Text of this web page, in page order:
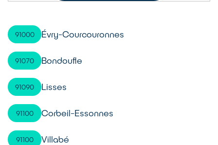
91000 Évry-Courcouronnes
91070 Bondoufle
91090 Lisses
91100 Corbeil-Essonnes
91100 Villabé